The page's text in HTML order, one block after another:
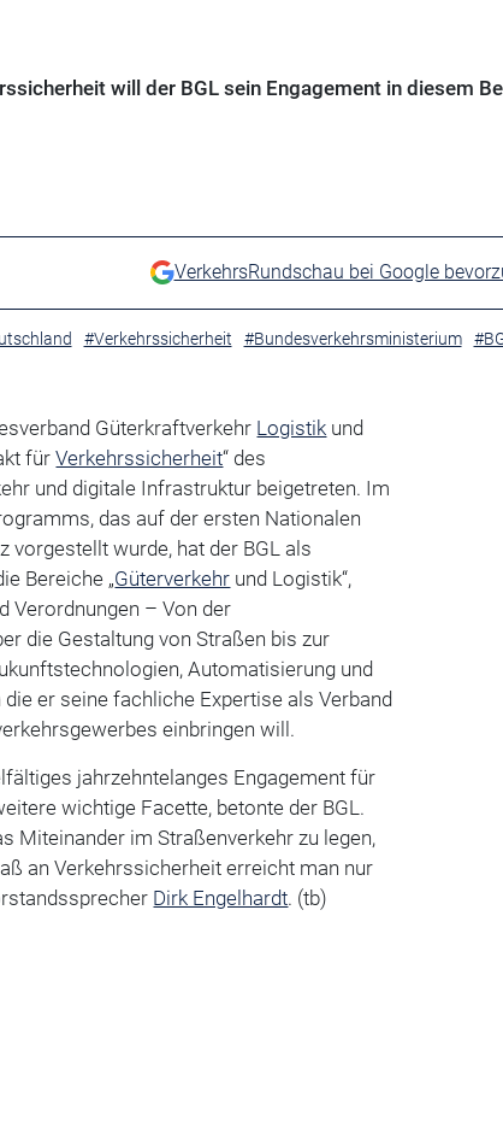
will der BGL sein Engagement in diesem
VerkehrsRundschau bei Google
#Verkehrssicherheit #Bundesverkehrsministerium
Güterkraftverkehr Logistik und
fürVerkehrssicherheit“ des
und digitale Infrastruktur beigetreten. Im
das auf der ersten Nationalen
vorgestellt wurde, hat der BGL als
Bereiche „Güterverkehr und Logistik“,
Verordnungen – Von der
die Gestaltung von Straßen bis zur
Automatisierung und
die er seine fachliche Expertise als Verband
einbringen will.
jahrzehntelanges Engagement für
wichtige Facette, betonte der BGL.
Miteinander im Straßenverkehr zu legen,
an Verkehrssicherheit erreicht man nur
Dirk Engelhardt. (tb)